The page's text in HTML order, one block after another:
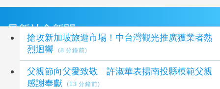
最新社會新聞
搶攻新加坡旅遊市場！中台灣觀光推廣獲業者熱
烈迴響
(8 分鐘前)
父親節向父愛致敬 許淑華表揚南投縣模範父親
感謝奉獻
(13 分鐘前)